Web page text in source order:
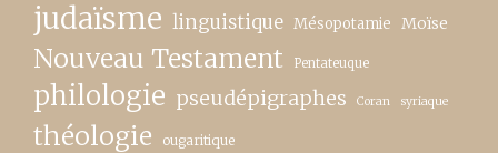
judaïsme linguistique Mésopotamie Moïse
Nouveau Testament Pentateuque
philologie pseudépigraphes Coran syriaque
théologie ougaritique